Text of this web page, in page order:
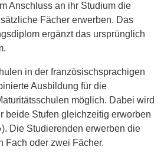
Anschluss an ihr Studium die
Fächer erwerben. Das
ergänzt das ursprünglich
in der französischsprachigen
Ausbildung für die
möglich. Dabei wird
beide Stufen gleichzeitig erworben
Die Studierenden erwerben die
Fach oder zwei Fächer.